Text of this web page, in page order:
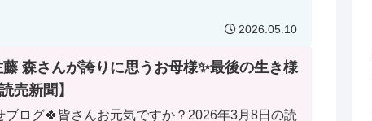
2026.05.10
森さんが誇りに思うお母様✨最後の生き様
売新聞】
ブログ🍀皆さんお元気ですか？2026年3月8日の読